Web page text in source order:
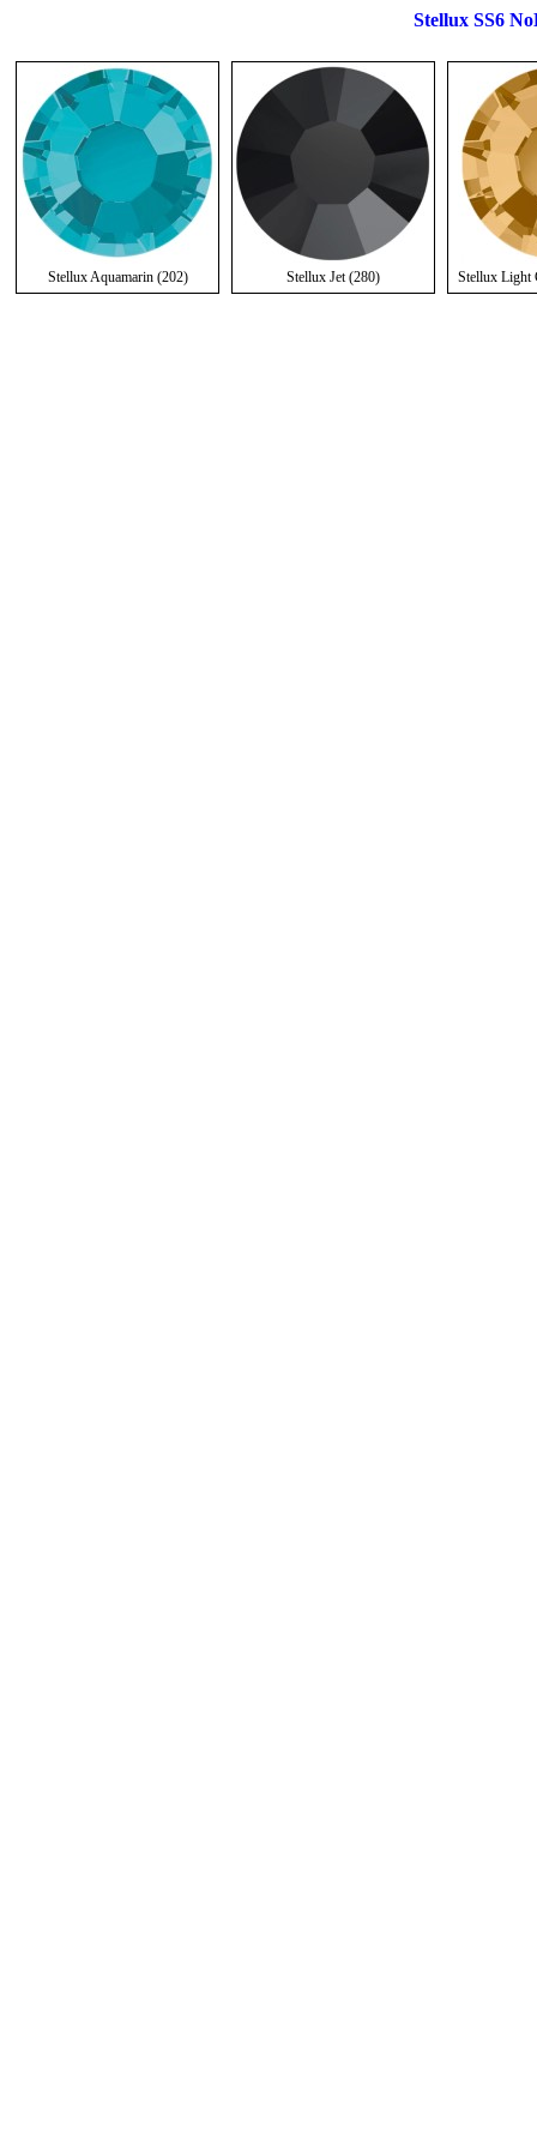
Stellux SS6
Stellux Aquamarin (202) Stellux Jet (280) Stellux Light